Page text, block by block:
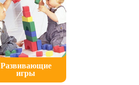
Развивающие
игры